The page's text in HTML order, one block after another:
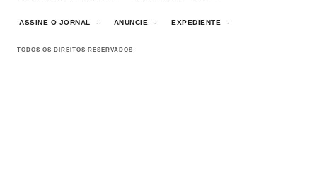
ASSINE O JORNAL ANUNCIE EXPEDIENTE
TODOS OS DIREITOS RESERVADOS